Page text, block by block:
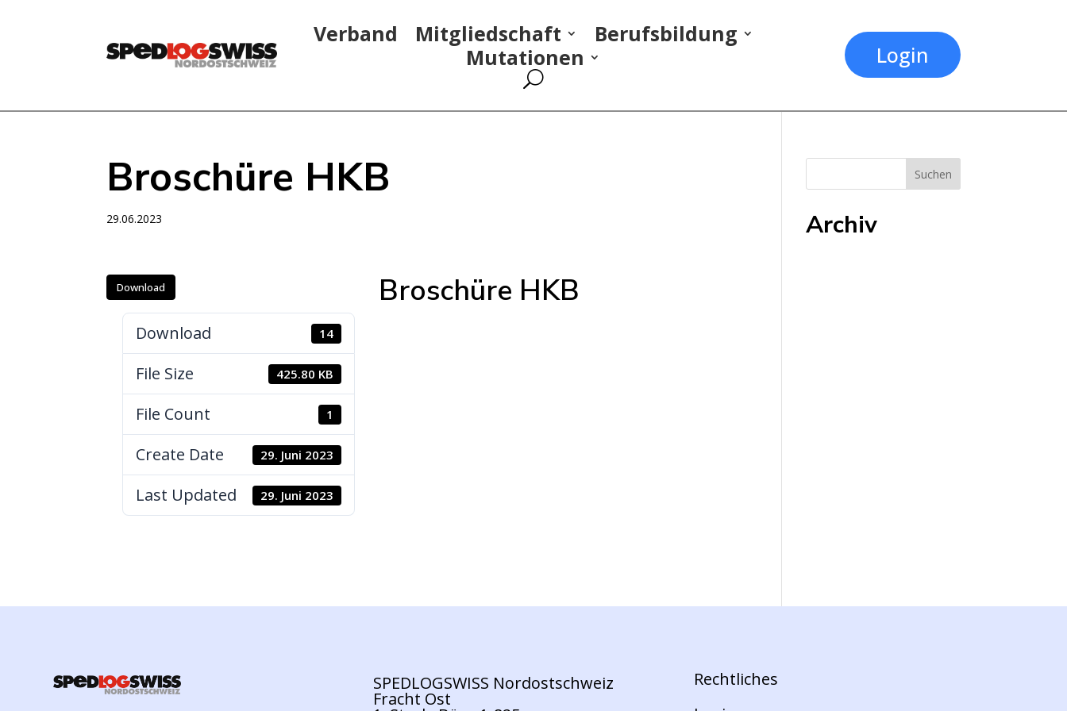
Verband Mitgliedschaft
Berufsbildung
Mutationen
Login
Broschüre HKB
29.06.2023
Download
Download 14
File Size 425.80 KB
File Count 1
Create Date 29. Juni 2023
Last Updated 29. Juni 2023
Broschüre HKB
Archiv
SPEDLOGSWISS Nordostschweiz
Fracht Ost
Rechtliches